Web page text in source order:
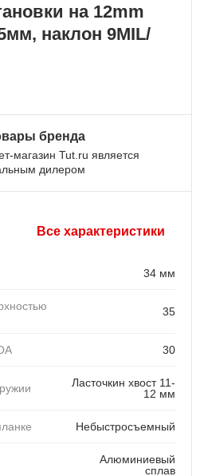
на 12mm
наклон 9MIL/
бренда
магазин Tut.ru является
дилером
Все характеристики
34 мм
35
30
Ласточкин хвост 11-
12 мм
Небыстросъемный
Алюминиевый
сплав